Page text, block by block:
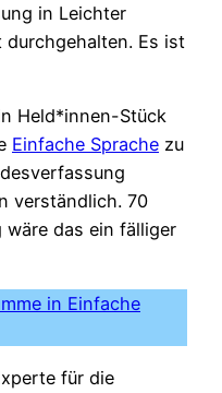
in Leichter
durchgehalten. Es ist
Held*innen-Stück
Einfache Sprache zu
verständlich. 70
das ein fälliger
in Einfache
für die